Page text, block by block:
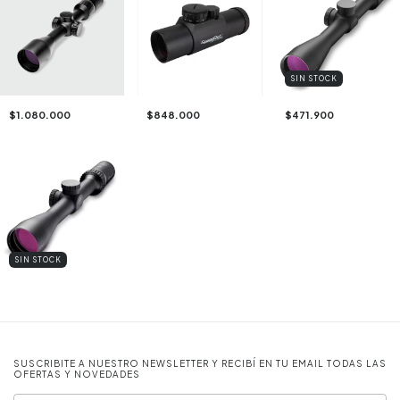
$1.080.000 $848.000
SIN STOCK
$471.900
SIN STOCK
SUSCRIBITE A NUESTRO NEWSLETTER Y RECIBÍ EN TU EMAIL TODAS LAS
OFERTAS Y NOVEDADES